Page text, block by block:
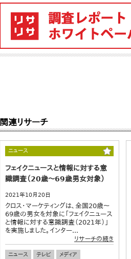
関連リサーチ
ニュース
フェイクニュースと情報に対する意
識調査（20歳～69歳男女対象）
2021年10月20日
クロス・マーケティングは、全国20歳～
69歳の男女を対象に「フェイクニュース
と情報に対する意識調査（2021年）」
を実施しました。インター...
リサーチの続き
ニュース テレビ
メディア